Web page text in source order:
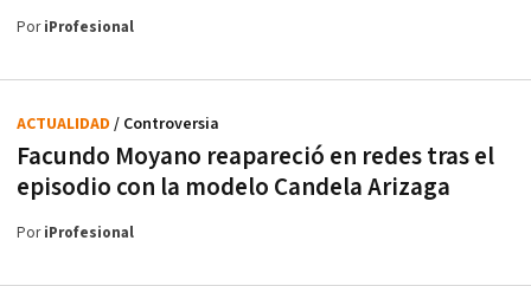
PoriProfesional
Facundo Moyano reapareció en redes tras el
episodio con la modelo Candela Arizaga
ACTUALIDAD / Controversia
PoriProfesional